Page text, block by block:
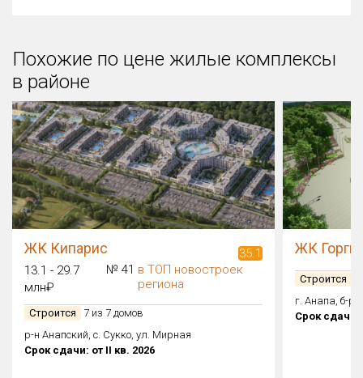
Похожие по цене жилые комплексы
в районе
ЖК Кипарис
35.1
13.1 - 29.7
млн₽
№ 41 в ТОП новостроек
региона
Строится
7 из 7 домов
р-н Анапский, с. Сукко, ул. Мирная
Срок сдачи: от II кв. 2026
ЖК
Строится
г. Анапа, б-
Срок сдачи: